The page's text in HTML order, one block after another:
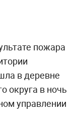
пожара
в деревне
округа в ночь
управлении